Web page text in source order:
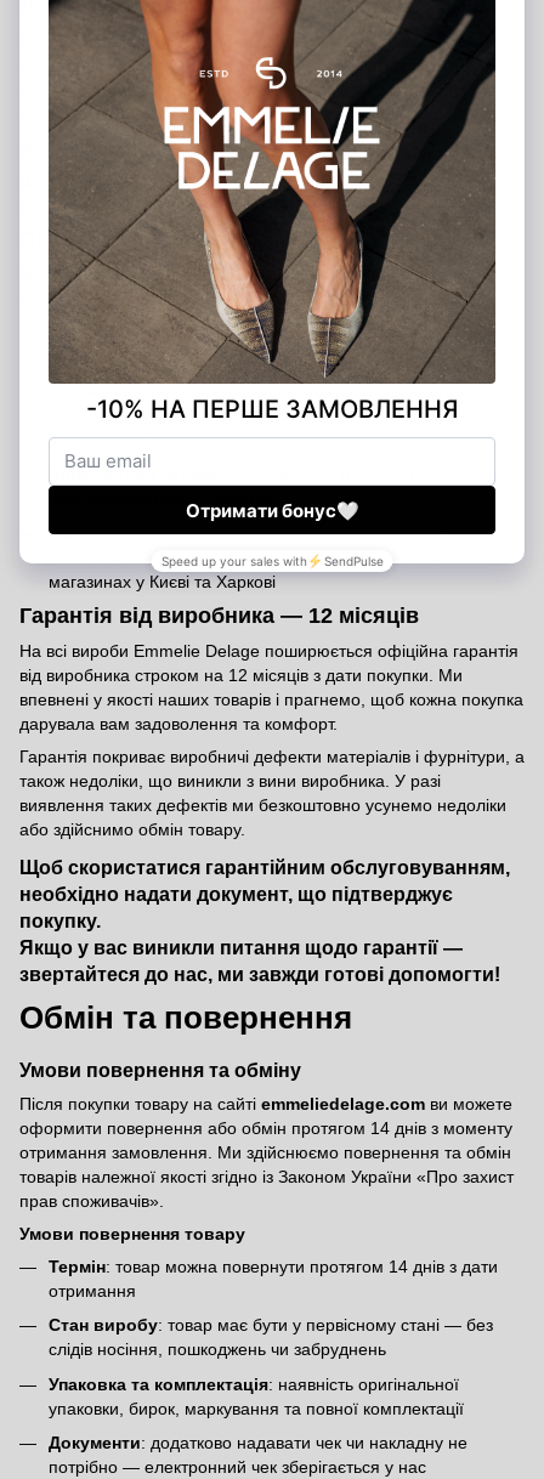
Доставка міжнародних замовлень
Ми доставляємо замовлення по всьому світу. Щоб оформити
міжнародне замовлення, вкажіть, будь ласка, у коментарях
країну отримувача. Менеджер зв’яжеться з вами та надасть
детальну інформацію щодо вартості доставки та строків.
Якщо у вас виникли питання щодо оплати чи
доставки, звертайтеся — ми завжди готові
допомогти!
Оплата замовлення
Ми пропонуємо кілька зручних способів оплати, щоб ви могли
обрати той, який підходить саме вам:
Банківською карткою на сайті— швидко та безпечно
через платіжну систему
передоплати 200 грн (передоплата є гарантією вашого
замовлення)
Банківський переказ
Оплата в шоурумах— розрахуватися можна готівкою,
банківською карткою або через термінал у наших
магазинах у Києві та Харкові
Гарантія від виробника — 12 місяців
На всі вироби Emmelie Delage поширюється офіційна гарантія
від виробника строком на 12 місяців з дати покупки. Ми
впевнені у якості наших товарів і прагнемо, щоб кожна покупка
дарувала вам задоволення та комфорт.
Гарантія покриває виробничі дефекти матеріалів і фурнітури, а
також недоліки, що виникли з вини виробника. У разі
виявлення таких дефектів ми безкоштовно усунемо недоліки
або здійснимо обмін товару.
Щоб скористатися гарантійним обслуговуванням,
необхідно надати документ, що підтверджує
покупку.
Якщо у вас виникли питання щодо гарантії —
звертайтеся до нас, ми завжди готові допомогти!
Обмін та повернення
Умови повернення та обміну
Після покупки товару на сайті emmeliedelage.com ви можете
оформити повернення або обмін протягом 14 днів з моменту
отримання замовлення. Ми здійснюємо повернення та обмін
товарів належної якості згідно із Законом України «Про захист
прав споживачів»
Умови повернення товару
Термін: товар можна повернути протягом 14 днів з дати
отримання
Стан виробу: товар має бути у первісному стані — без
слідів носіння, пошкоджень чи забруднень
Упаковка та комплектація: наявність оригінальної
упаковки, бирок, маркування та повної комплектації
Документи: додатково надавати чек чи накладну не
потрібно — електронний чек зберігається у нас